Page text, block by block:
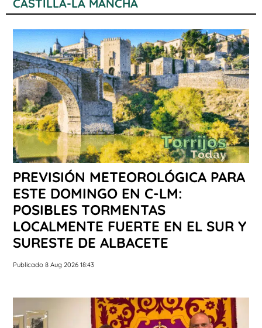
CASTILLA-LA MANCHA
PREVISIÓN METEOROLÓGICA PARA
ESTE DOMINGO EN C-LM:
POSIBLES TORMENTAS
LOCALMENTE FUERTE EN EL SUR Y
SURESTE DE ALBACETE
Publicado 8 Aug 2026 18:43